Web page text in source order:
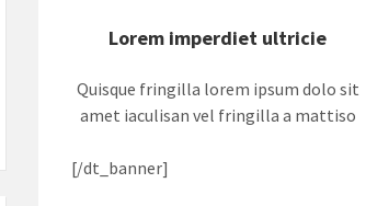
Lorem imperdiet ultricie
Quisque fringilla lorem ipsum dolo sit
amet iaculisan vel fringilla a mattiso
[/dt_banner]